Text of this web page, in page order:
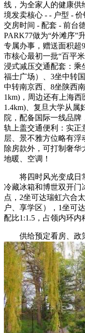
线，为全家人的健康供
境发卖核心 - - 户型 -
交房时间 - 配套 - 前台
PARK77做为“外滩序”
专属办事，赠送面积超
市核心最初一批“百平
浸式减压交通配套：乘
福士广场）、3坐中转
中转南京西、8坐陕西
1km)，周边还有上海
1.4km)、复旦大学从属
院，配备国际一线品牌
轨上盖交通便利：实正
层、景不雅方位略有浮
除房款外，可打制奢
地暖、空调！
将四时风光变成日常
冷藏冰箱和博世双开门
点，2坐可达瑞虹六合
户、享学区），1坐可
配比1:1.5，占领内环内
供给预定看房、政